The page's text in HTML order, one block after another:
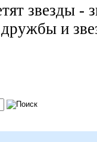
звезды -
и